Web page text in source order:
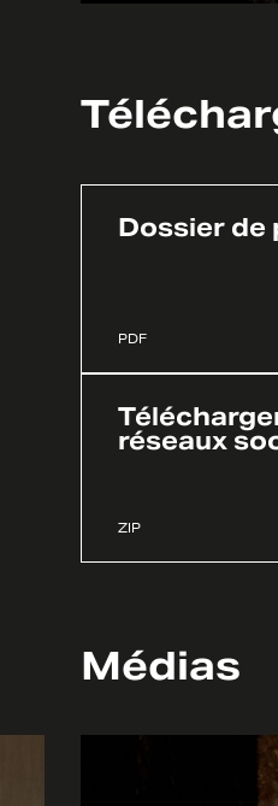
Dossier de
PDF
réseaux
ZIP
Médias